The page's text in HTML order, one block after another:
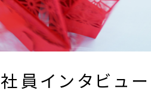
社員インタビュー